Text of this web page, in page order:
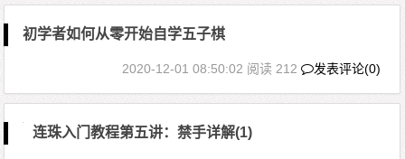
初学者如何从零开始自学五子棋
2020-12-01 08:50:02 阅读 212 发表评论(0)
连珠入门教程第五讲：禁手详解(1)